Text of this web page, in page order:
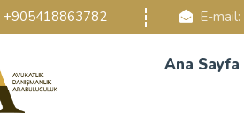
+905418863782 E-mail:
Ana Sayfa